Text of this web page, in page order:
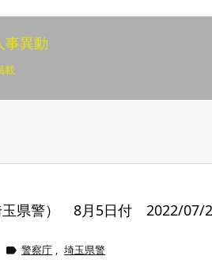
事異動
載
玉県警） 8月5日付 2022/07/
 警察庁 , 埼玉県警